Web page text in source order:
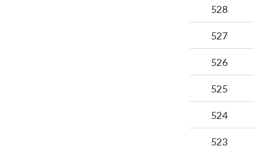
528
527
526
525
524
523